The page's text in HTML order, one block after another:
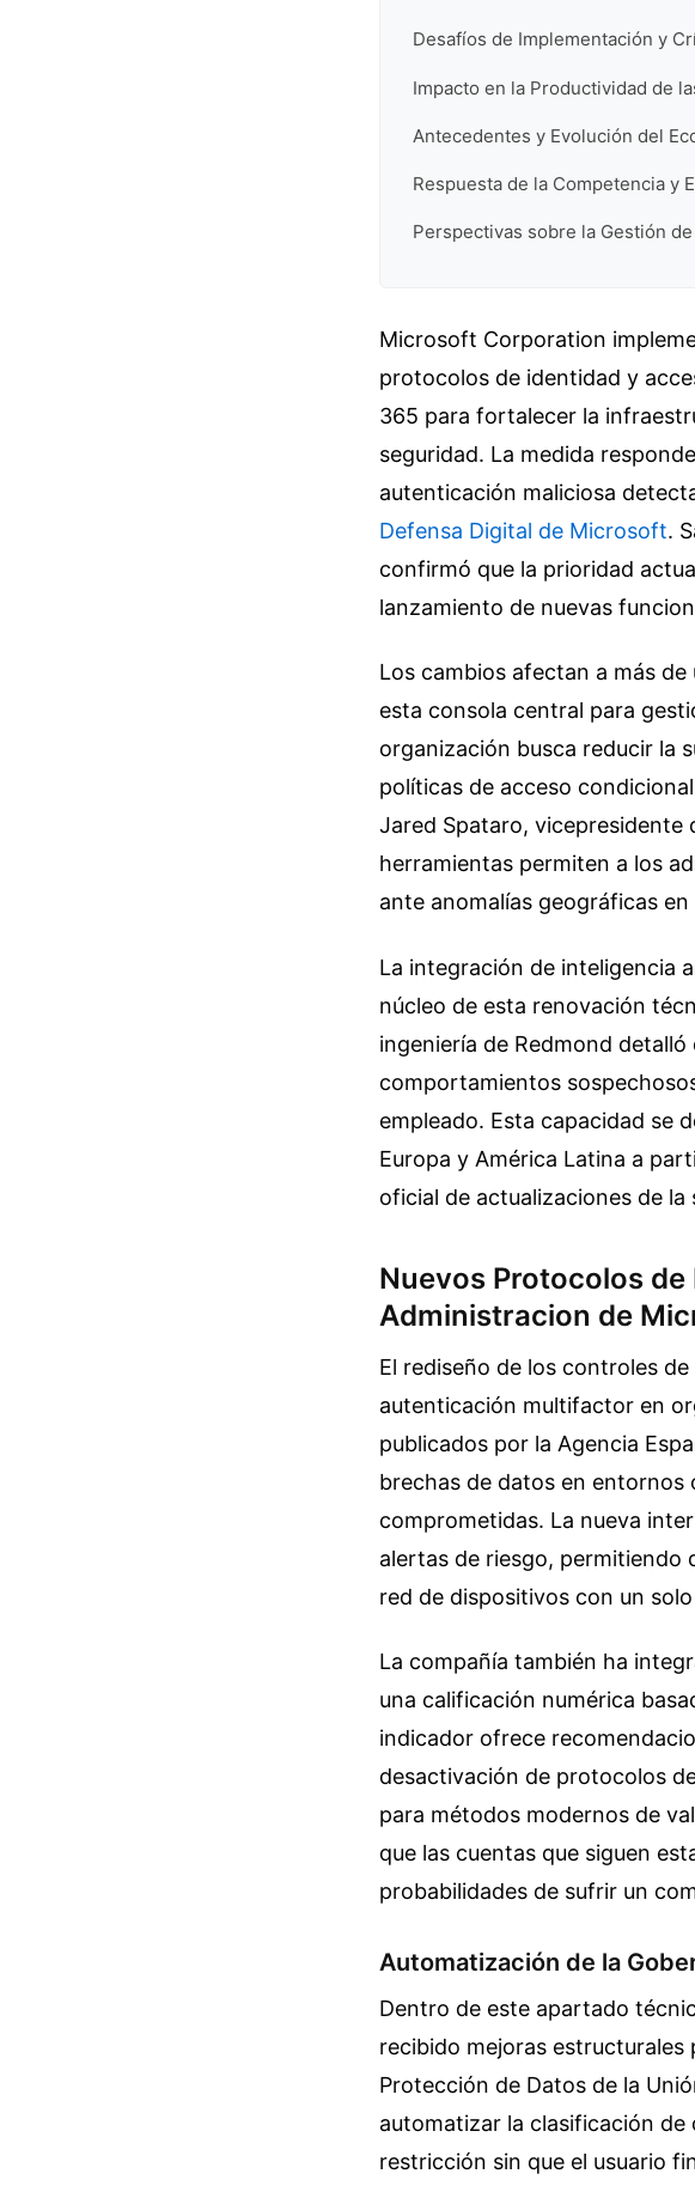
Desafíos de Implementación y
Impacto en la Productividad de
Antecedentes y Evolución del
Respuesta de la Competencia y
Perspectivas sobre la Gestión
Microsoft Corporation
protocolos de identidad y
365 para fortalecer la
seguridad. La medida
autenticación maliciosa
Defensa Digital de Microsoft.
confirmó que la prioridad
lanzamiento de nuevas
Los cambios afectan a más
esta consola central para
organización busca reducir la
políticas de acceso
Jared Spataro, vicepresidente
herramientas permiten a los
ante anomalías geográficas
La integración de inteligencia
núcleo de esta renovación
ingeniería de Redmond
comportamientos
empleado. Esta capacidad se
Europa y América Latina a
oficial de actualizaciones de la
Nuevos Protocolos
Administracion de
El rediseño de los controles
autenticación multifactor en
publicados por la Agencia
brechas de datos en
comprometidas. La nueva
alertas de riesgo, permitiendo
red de dispositivos con un
La compañía también ha
una calificación numérica
indicador ofrece
desactivación de protocolos
para métodos modernos de
que las cuentas que siguen
probabilidades de sufrir un
Automatización de la
Dentro de este apartado
recibido mejoras estructurales
Protección de Datos de la
automatizar la clasificación
restricción sin que el usuario